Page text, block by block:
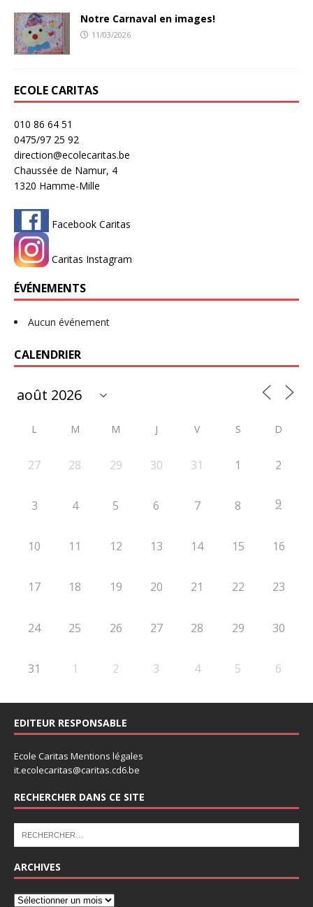
Notre Carnaval en images!
11/03/2026
ECOLE CARITAS
010 86 64 51
0475/97 25 92
direction@ecolecaritas.be
Chaussée de Namur, 4
1320 Hamme-Mille
Facebook Caritas
Caritas Instagram
ÉVÉNEMENTS
Aucun événement
CALENDRIER
L M M J V S D
27 28 29 30 31 1 2
3 4 5 6 7 8 9
10 11 12 13 14 15 16
17 18 19 20 21 22 23
24 25 26 27 28 29 30
31 1 2 3 4 5 6
EDITEUR RESPONSABLE
Ecole Caritas Mentions légales
it.ecolecaritas@caritas.cd6.be
RECHERCHER DANS CE SITE
ARCHIVES